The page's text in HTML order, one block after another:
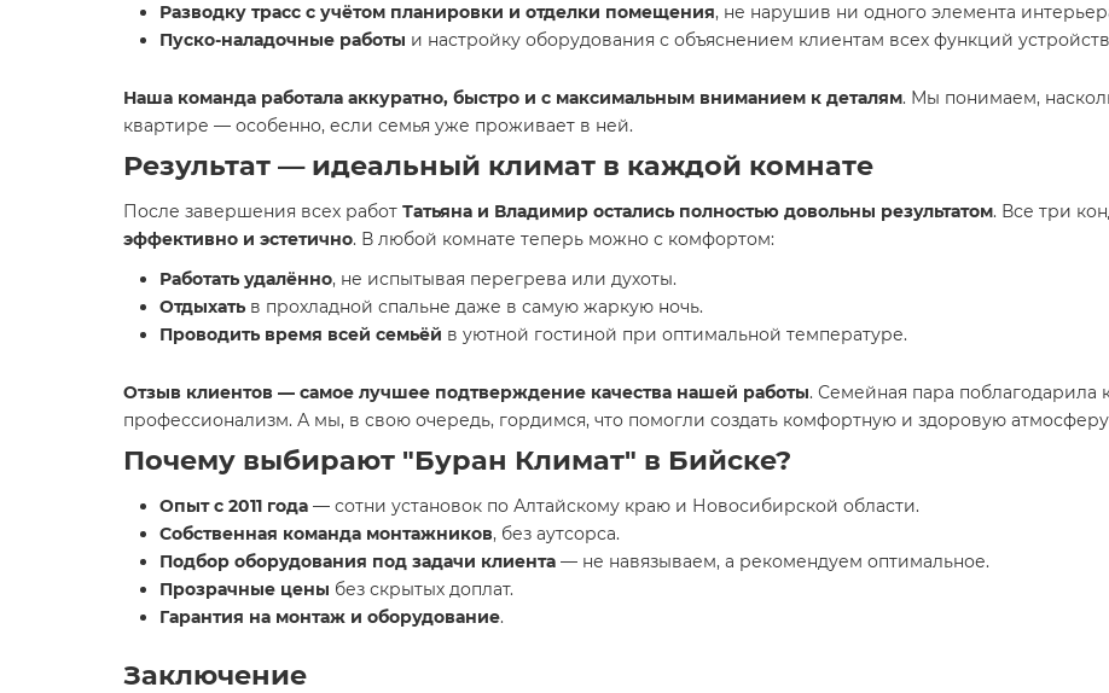
Разводку трасс с учётом планировки и отделки помещения, не нарушив ни одного элемента
Пуско-наладочные работы и настройку оборудования с объяснением клиентам всех функций
Наша команда работала аккуратно, быстро и с максимальным вниманием к деталям. Мы понимаем,
квартире — особенно, если семья уже проживает в ней.
Результат — идеальный климат в каждой комнате
После завершения всех работ Татьяна и Владимир остались полностью довольны результатом. Все три
эффективно и эстетично. В любой комнате теперь можно с комфортом:
Работать удалённо, не испытывая перегрева или духоты.
Отдыхать в прохладной спальне даже в самую жаркую ночь.
Проводить время всей семьёй в уютной гостиной при оптимальной температуре.
Отзыв клиентов — самое лучшее подтверждение качества нашей работы. Семейная пара поблагодарила
профессионализм. А мы, в свою очередь, гордимся, что помогли создать комфортную и здоровую
Почему выбирают "Буран Климат" в Бийске?
Опыт с 2011 года — сотни установок по Алтайскому краю и Новосибирской области.
Собственная команда монтажников, без аутсорса.
Подбор оборудования под задачи клиента — не навязываем, а рекомендуем оптимальное.
Прозрачные цены без скрытых доплат.
Гарантия на монтаж и оборудование.
Заключение